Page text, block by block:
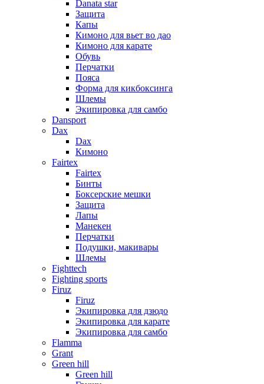
Danata star
Защита
Капы
Кимоно для вьет во дао
Кимоно для карате
Обувь
Перчатки
Пояса
Форма для кикбоксинга
Шлемы
Экипировка для самбо
Dansport
Dax
Dax
Кимоно
Fairtex
Fairtex
Бинты
Боксерские мешки
Защита
Лапы
Манекен
Перчатки
Подушки, макивары
Шлемы
Fighttech
Fighting sports
Firuz
Firuz
Экипировка для дзюдо
Экипировка для карате
Экипировка для самбо
Flamma
Grant
Green hill
Green hill